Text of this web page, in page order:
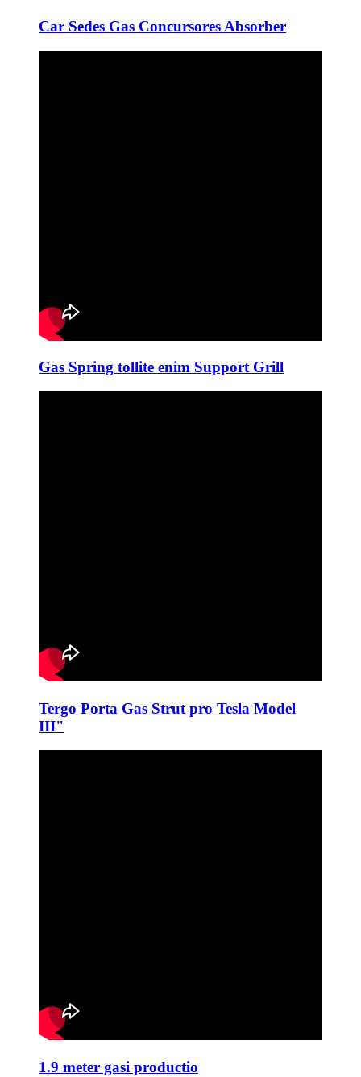
Car Sedes Gas Concursores Absorber
Gas Spring tollite enim Support Grill
Tergo Porta Gas Strut pro Tesla Model
III"
1.9 meter gasi productio